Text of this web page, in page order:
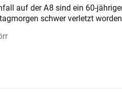
auf der A 8 sind ein 60-
schwer verletzt